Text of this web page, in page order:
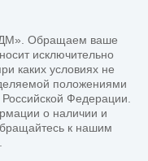
Обращаем ваше
исключительно
каких условиях не
положениями
Российской Федерации.
о наличии и
к нашим